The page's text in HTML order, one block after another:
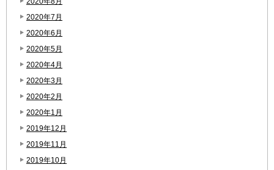
2020年7月
2020年6月
2020年5月
2020年4月
2020年3月
2020年2月
2020年1月
2019年12月
2019年11月
2019年10月